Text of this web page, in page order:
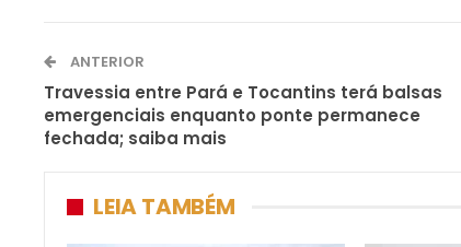
ANTERIOR
Travessia entre Pará e Tocantins terá balsas
emergenciais enquanto ponte permanece
fechada; saiba mais
LEIA TAMBÉM